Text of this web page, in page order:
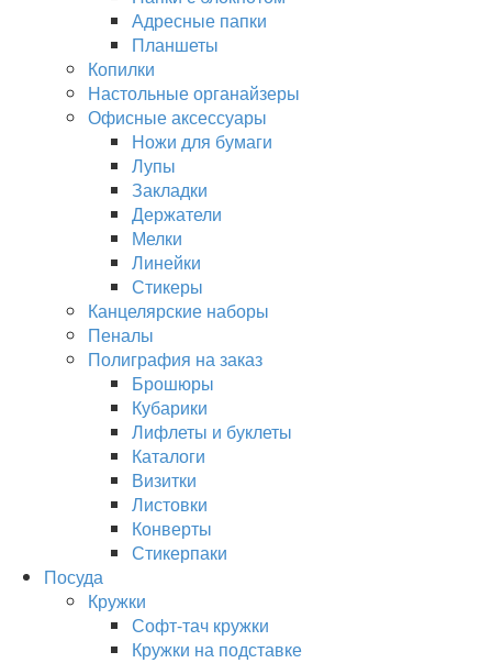
Адресные папки
Планшеты
Копилки
Настольные органайзеры
Офисные аксессуары
Ножи для бумаги
Лупы
Закладки
Держатели
Мелки
Линейки
Стикеры
Канцелярские наборы
Пеналы
Полиграфия на заказ
Брошюры
Кубарики
Лифлеты и буклеты
Каталоги
Визитки
Листовки
Конверты
Стикерпаки
Посуда
Кружки
Софт-тач кружки
Кружки на подставке